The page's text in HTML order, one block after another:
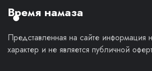
мнение.
Время намаза
Представленная на сайте информация
характер и не является публичной